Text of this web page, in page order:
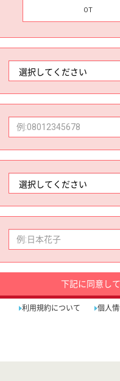
OT
下記に同意し
利用規約について 個人